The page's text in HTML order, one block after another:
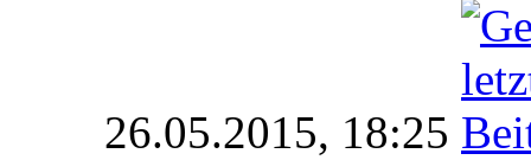
26.05.2015, 18:25